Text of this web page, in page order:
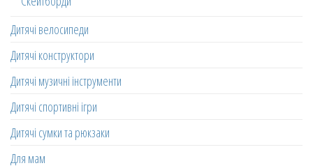
Дитячі велосипеди
Дитячі конструктори
Дитячі музичні інструменти
Дитячі спортивні ігри
Дитячі сумки та рюкзаки
Для мам